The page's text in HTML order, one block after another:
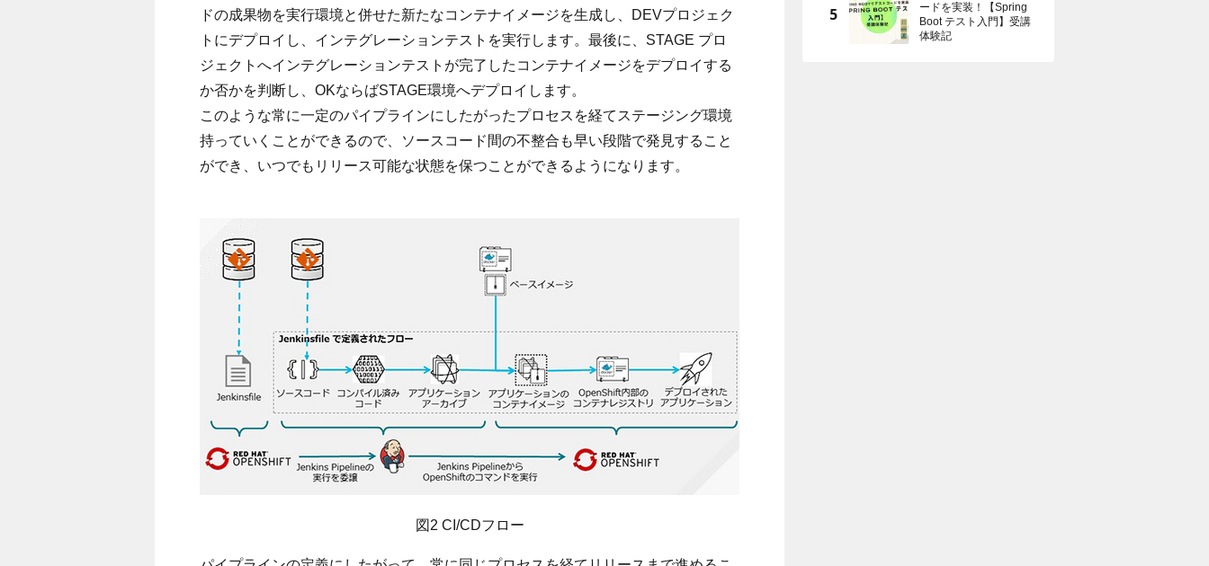
ドの成果物を実行環境と併せた新たなコンテナイメージを生成し、DEVプロジェク
トにデプロイし、インテグレーションテストを実行します。最後に、STAGE プロ
ジェクトへインテグレーションテストが完了したコンテナイメージをデプロイする
か否かを判断し、OKならばSTAGE環境へデプロイします。
このような常に一定のパイプラインにしたがったプロセスを経てステージング環境
持っていくことができるので、ソースコード間の不整合も早い段階で発見すること
ができ、いつでもリリース可能な状態を保つことができるようになります。
図2 CI/CDフロー
ードを実装！【Spring
Boot テスト入門】受講
体験記